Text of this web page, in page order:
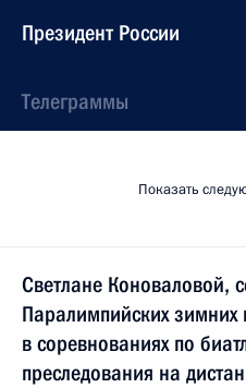
Президент России
Телеграммы
Показать
Светлане Коноваловой,
Паралимпийских
в соревнованиях по
преследования на